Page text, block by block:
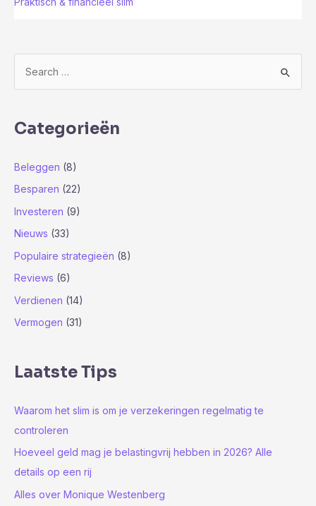
k
a
Categorieën
Beleggen (8)
Besparen (22)
Investeren (9)
Nieuws (33)
Populaire strategieën (8)
Reviews (6)
Verdienen (14)
Vermogen (31)
Laatste Tips
Waarom het slim is om je verzekeringen regelmatig te
controleren
Hoeveel geld mag je belastingvrij hebben in 2026? Alle
details op een rij
Alles over Monique Westenberg